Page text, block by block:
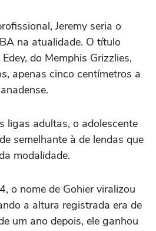
Jeremy seria o
na atualidade. O título
do Memphis Grizzlies,
apenas cinco centímetros a
ligas adultas, o adolescente
semelhante à de lendas que
modalidade.
o nome de Gohier viralizou
a altura registrada era de
um ano depois, ele ganhou